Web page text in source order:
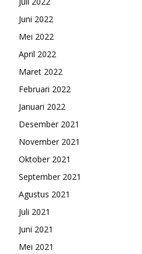
Juni 2022
Mei 2022
April 2022
Maret 2022
Februari 2022
Januari 2022
Desember 2021
November 2021
Oktober 2021
September 2021
Agustus 2021
Juli 2021
Juni 2021
Mei 2021